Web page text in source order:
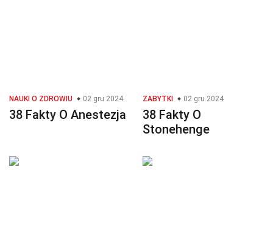
NAUKI O ZDROWIU 02 gru 2024
38 Fakty O Anestezja
ZABYTKI 02 gru 2024
38 Fakty O
Stonehenge